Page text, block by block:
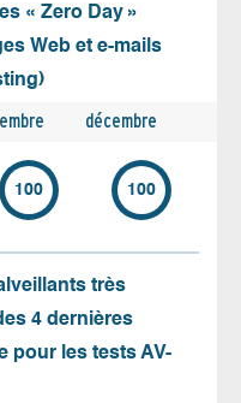
« Zero Day »
Web et e-mails
décembre
100 100
très
4 dernières
pour les tests AV-